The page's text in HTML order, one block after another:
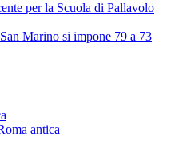
per la Scuola di Pallavolo
Marino si impone 79 a 73